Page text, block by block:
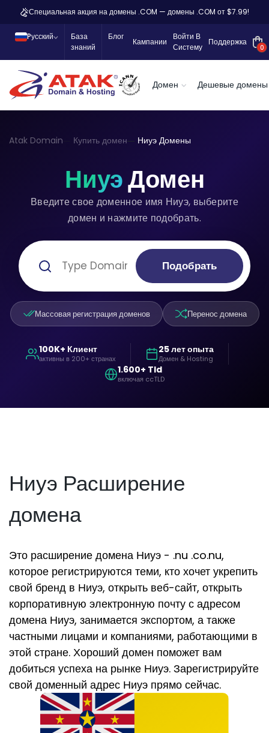
Специальная акция на домены .COM — домены .COM от $7.99!
Pусский
База
знаний
Блог
Кампании
Войти В
Систему
Поддержка
0
Домен Дешевые домены
Atak Domain Купить домен Ниуэ Домены
НиуэДомен
Введите свое доменное имя Ниуэ, выберите
домен и нажмите подобрать.
Подобрать
Массовая регистрация доменов Перенос домена
100K+ Клиент
активны в 200+ странах
25 лет опыта
Домен & Hosting
1.600+ Tld
включая ccTLD
Ниуэ Расширение
домена
Это расширение домена Ниуэ - .nu .co.nu,
которое регистрируются теми, кто хочет укрепить
свой бренд в Ниуэ, открыть веб-сайт, открыть
корпоративную электронную почту с адресом
домена Ниуэ, занимается экспортом, а также
частными лицами и компаниями, работающими в
этой стране. Хороший домен поможет вам
добиться успеха на рынке Ниуэ. Зарегистрируйте
свой доменный адрес Ниуэ прямо сейчас.